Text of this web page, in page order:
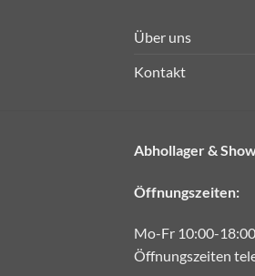
Über uns
Kontakt
Abhollager &
Öffnungszeiten:
Mo-Fr 10:00-
Öffnungszeiten